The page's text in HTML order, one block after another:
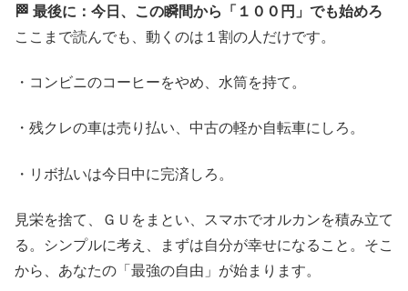
🏁 最後に：今日、この瞬間から「１００円」でも始めろ
ここまで読んでも、動くのは１割の人だけです。
・コンビニのコーヒーをやめ、水筒を持て。
・残クレの車は売り払い、中古の軽か自転車にしろ。
・リボ払いは今日中に完済しろ。
見栄を捨て、ＧＵをまとい、スマホでオルカンを積み立て
る。シンプルに考え、まずは自分が幸せになること。そこ
から、あなたの「最強の自由」が始まります。